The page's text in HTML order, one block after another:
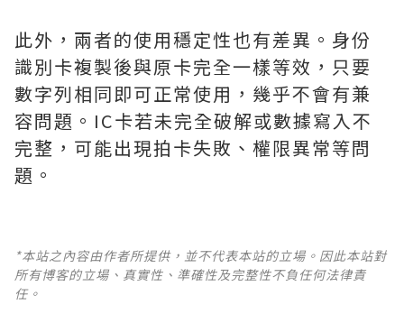
此外，兩者的使用穩定性也有差異。身份
識別卡複製後與原卡完全一樣等效，只要
數字列相同即可正常使用，幾乎不會有兼
容問題。IC卡若未完全破解或數據寫入不
完整，可能出現拍卡失敗、權限異常等問
題。
*本站之內容由作者所提供，並不代表本站的立場。因此本站對
所有博客的立場、真實性、準確性及完整性不負任何法律責
任。